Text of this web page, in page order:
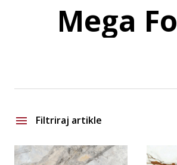
Mega
Filtriraj artikle